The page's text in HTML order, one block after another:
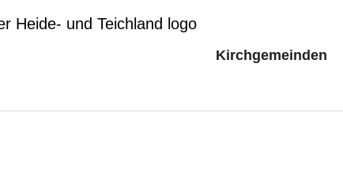
Kirchgemeinden